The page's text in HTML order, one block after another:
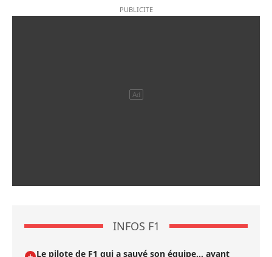
INFOS F1
Le pilote de F1 qui a sauvé son équipe… avant